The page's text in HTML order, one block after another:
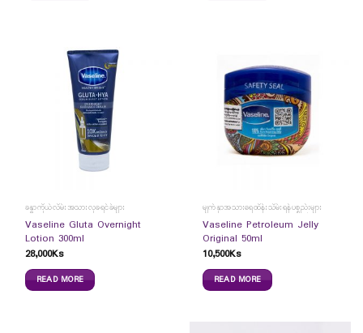
ခန္ဓာကိုယ်လိမ်းအသားလှခရင်ခ်များ
Vaseline Gluta Overnight
Lotion 300ml
28,000Ks
READ MORE
မျက်နှာအသားရေထိန်းသိမ်းရန်ပစ္စည်းများ
Vaseline Petroleum Jelly
Original 50ml
10,500Ks
READ MORE